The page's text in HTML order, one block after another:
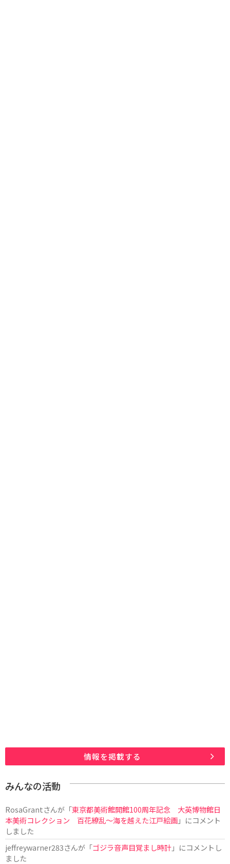
情報を掲載する
みんなの活動
RosaGrantさんが「東京都美術館開館100周年記念 大英博物館日
本美術コレクション 百花繚乱～海を越えた江戸絵画」にコメント
しました
jeffreywarner283さんが「ゴジラ音声目覚まし時計」にコメントし
ました